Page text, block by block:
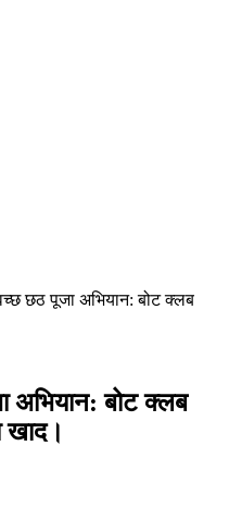
छठ पूजा अभियान: बोट क्लब
अभियान: बोट क्लब
खाद।